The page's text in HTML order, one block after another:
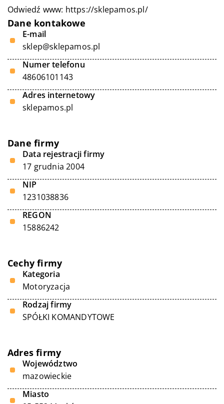
Odwiedź www: https://sklepamos.pl/
Dane kontakowe
E-mail
sklep@sklepamos.pl
Numer telefonu
48606101143
Adres internetowy
sklepamos.pl
Dane firmy
Data rejestracji firmy
17 grudnia 2004
NIP
1231038836
REGON
15886242
Cechy firmy
Kategoria
Motoryzacja
Rodzaj firmy
SPÓŁKI KOMANDYTOWE
Adres firmy
Województwo
mazowieckie
Miasto